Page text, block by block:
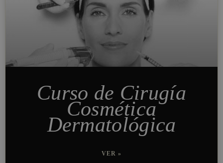
Curso de Cirugía
Cosmética
Dermatológica
VER »